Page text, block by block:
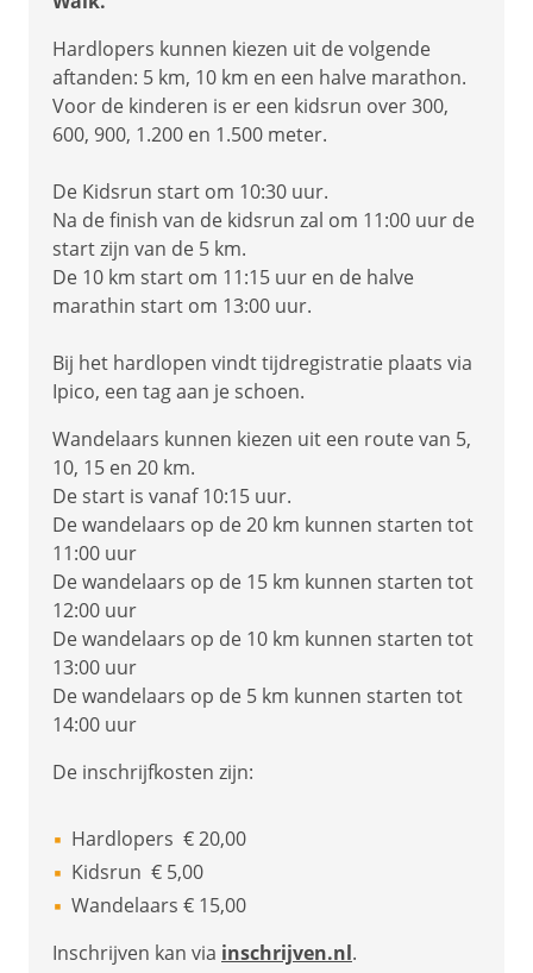
Hardlopers kunnen kiezen uit de volgende
aftanden: 5 km, 10 km en een halve marathon.
Voor de kinderen is er een kidsrun over 300,
600, 900, 1.200 en 1.500 meter.
De Kidsrun start om 10:30 uur.
Na de finish van de kidsrun zal om 11:00 uur de
start zijn van de 5 km.
De 10 km start om 11:15 uur en de halve
marathin start om 13:00 uur.
Bij het hardlopen vindt tijdregistratie plaats via
Ipico, een tag aan je schoen.
Wandelaars kunnen kiezen uit een route van 5,
10, 15 en 20 km.
De start is vanaf 10:15 uur.
De wandelaars op de 20 km kunnen starten tot
11:00 uur
De wandelaars op de 15 km kunnen starten tot
12:00 uur
De wandelaars op de 10 km kunnen starten tot
13:00 uur
De wandelaars op de 5 km kunnen starten tot
14:00 uur
De inschrijfkosten zijn:
Hardlopers € 20,00
Kidsrun € 5,00
Wandelaars € 15,00
Inschrijven kan via inschrijven.nl.